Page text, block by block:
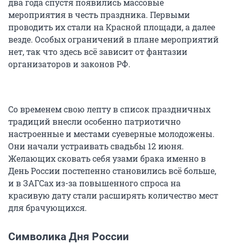
два года спустя появились массовые
мероприятия в честь праздника. Первыми
проводить их стали на Красной площади, а далее
везде. Особых ограничений в плане мероприятий
нет, так что здесь всё зависит от фантазии
организаторов и законов РФ.
Со временем свою лепту в список праздничных
традиций внесли особенно патриотично
настроенные и местами суеверные молодожены.
Они начали устраивать свадьбы 12 июня.
Желающих сковать себя узами брака именно в
День России постепенно становились всё больше,
и в ЗАГСах из-за повышенного спроса на
красивую дату стали расширять количество мест
для брачующихся.
Символика Дня России